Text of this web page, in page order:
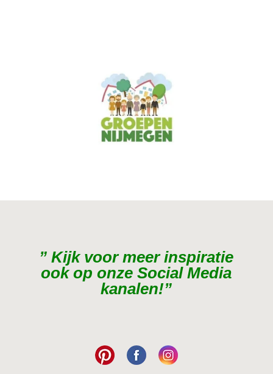
” Kijk voor meer inspiratie
ook op onze Social Media
kanalen!”